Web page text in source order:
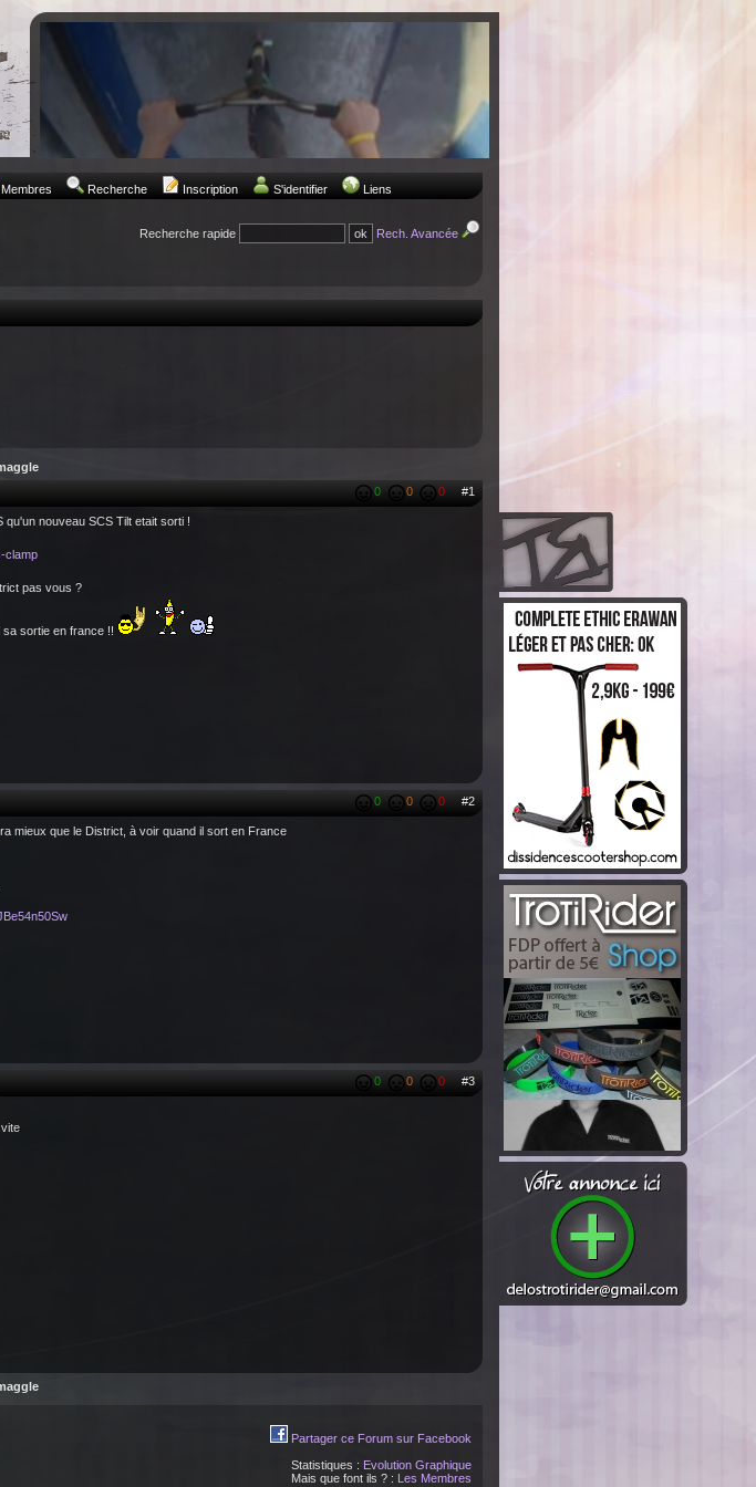
Membres Recherche Inscription S'identifier Liens
Recherche rapide
Rech. Avancée
0
0 0 #1
nouveau SCS Tilt etait sorti !
clamp
pas vous ?
sa sortie en france !!
0 0 0 #2
mieux que le District, à voir quand il sort en France
0 0 0 #3
Partager ce Forum sur Facebook
Statistiques : Evolution Graphique
Mais que font ils ? : Les Membres